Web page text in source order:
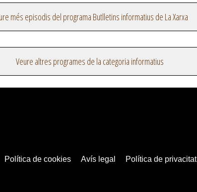
més episodis del programa Butlletins informatius de La Xarxa
Veure altres programes de la categoria informatius
Política de cookies Avís legal Política de privacitat